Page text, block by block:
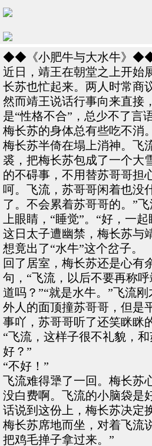
◆◆《小肥牛与大水牛》
近日，靖王在朝堂之上开始
长苏也忙起来。两人时常商
然而靖王说话行事向来直接
是“性格不合”，总少不了言
梅长苏的身体总有些吃不消。
梅长苏半倚在塌上消神。飞
裘，把梅长苏包成了一个大
的不碍事，不用替苏哥哥担
呵。飞流，苏哥哥闲着也没
了。不会累着苏哥哥的。”
上眼睛，“睡觉”。“好，一起
这日太子遭幽禁，梅长苏与
想竟出了“水牛”这个岔子。
回了居室，梅长苏还是心有
句，“飞流，以后不要再称
道吗？”“就是水牛。”飞流
外人的面顶撞苏哥哥，但是
事吖，苏哥哥听了还笑眯眯
“飞流，这样子很不礼貌，
好？”
“不好！”
飞流难得犟了一回。梅长苏
没白费啊。飞流的小脑袋是
话说到这份上，梅长苏决定
梅长苏席地而坐，对着飞流
把鸡毛掸子拿过来。”